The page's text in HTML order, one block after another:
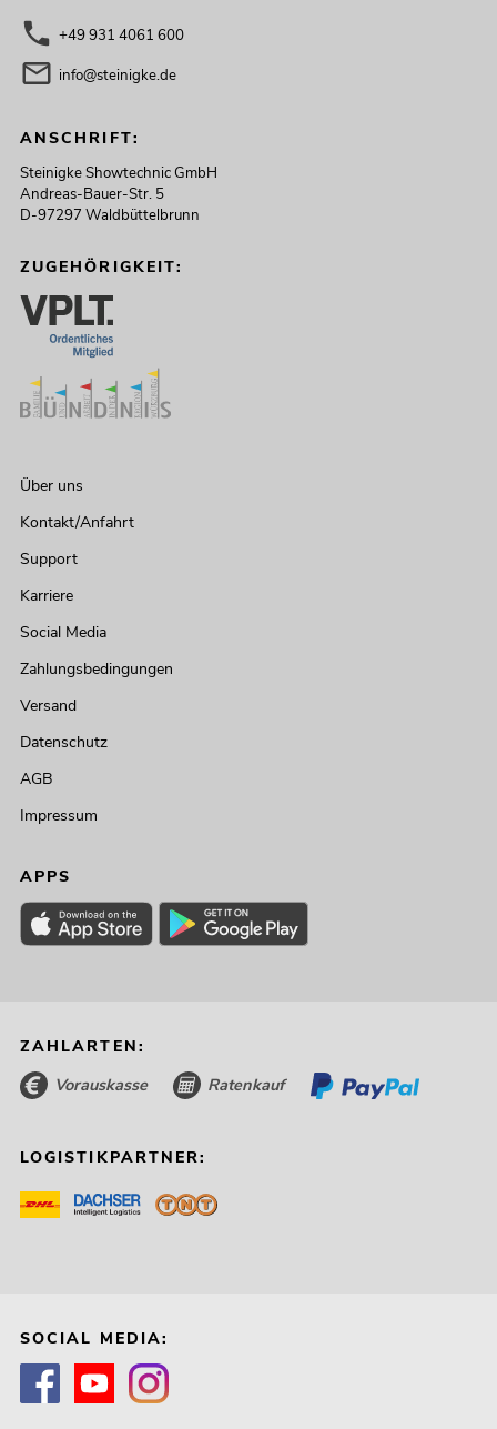
+49 931 4061 600
info@steinigke.de
ANSCHRIFT:
Steinigke Showtechnic GmbH
Andreas-Bauer-Str. 5
D-97297 Waldbüttelbrunn
ZUGEHÖRIGKEIT:
Über uns
Kontakt/Anfahrt
Support
Karriere
Social Media
Zahlungsbedingungen
Versand
Datenschutz
AGB
Impressum
APPS
ZAHLARTEN:
Vorauskasse Ratenkauf
LOGISTIKPARTNER:
SOCIAL MEDIA: